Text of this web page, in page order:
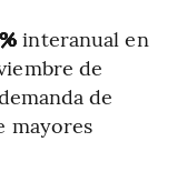
interanual en
de
de
mayores